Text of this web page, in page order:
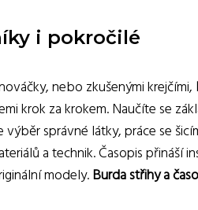
i pokročilé
nebo zkušenými krejčími,
krok za krokem. Naučíte se
výběr správné látky, práce se
a technik. Časopis přináší
modely.Burda střihy a